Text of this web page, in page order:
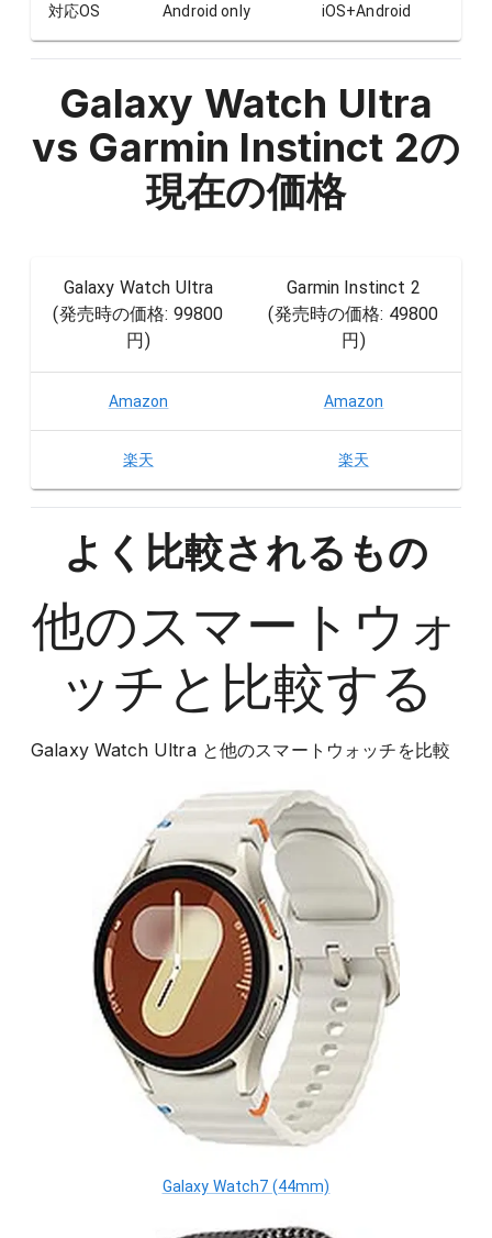
対応OS Android only iOS+Android
Galaxy Watch Ultra
vs Garmin Instinct 2の
現在の価格
Galaxy Watch Ultra
(発売時の価格: 99800
円)
Garmin Instinct 2
(発売時の価格: 49800
円)
Amazon Amazon
楽天 楽天
よく比較されるもの
他のスマートウォ
ッチ と比較する
Galaxy Watch Ultraと他のスマートウォッチ を比較
Galaxy Watch7 (44mm)